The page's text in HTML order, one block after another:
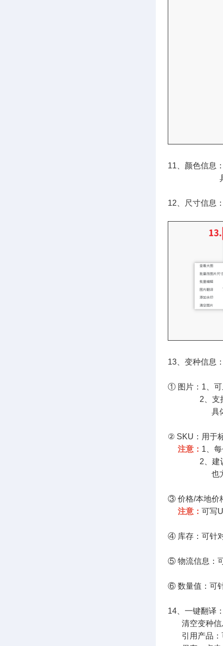
11、颜色信息
具体可
12、尺寸信息
13、变种信息
① 图片：1、可
2、支持添
具体流
② SKU：用于
注意： 1、
2、建议根据
也方便处
③ 价格/本地价
注意： 可写
④ 库存：可针
⑤ 物流信息：
⑥ 数量值：可
14、一键翻译
清空变种信
引用产品：